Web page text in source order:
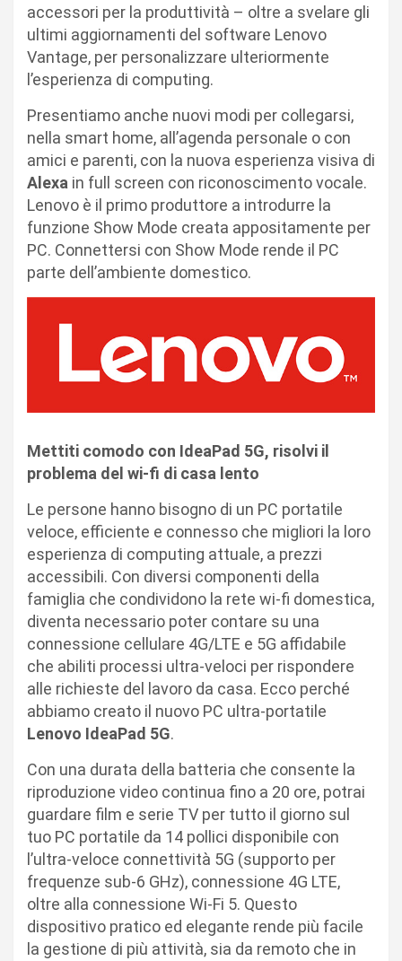
accessori per la produttività – oltre a svelare gli
ultimi aggiornamenti del software Lenovo
Vantage, per personalizzare ulteriormente
l’esperienza di computing.
Presentiamo anche nuovi modi per collegarsi,
nella smart home, all’agenda personale o con
amici e parenti, con la nuova esperienza visiva di
Alexa in full screen con riconoscimento vocale.
Lenovo è il primo produttore a introdurre la
funzione Show Mode creata appositamente per
PC. Connettersi con Show Mode rende il PC
parte dell’ambiente domestico.
Mettiti comodo con IdeaPad 5G, risolvi il
problema del wi-fi di casa lento
Le persone hanno bisogno di un PC portatile
veloce, efficiente e connesso che migliori la loro
esperienza di computing attuale, a prezzi
accessibili. Con diversi componenti della
famiglia che condividono la rete wi-fi domestica,
diventa necessario poter contare su una
connessione cellulare 4G/LTE e 5G affidabile
che abiliti processi ultra-veloci per rispondere
alle richieste del lavoro da casa. Ecco perché
abbiamo creato il nuovo PC ultra-portatile
Lenovo IdeaPad 5G.
Con una durata della batteria che consente la
riproduzione video continua fino a 20 ore, potrai
guardare film e serie TV per tutto il giorno sul
tuo PC portatile da 14 pollici disponibile con
l’ultra-veloce connettività 5G (supporto per
frequenze sub-6 GHz), connessione 4G LTE,
oltre alla connessione Wi-Fi 5. Questo
dispositivo pratico ed elegante rende più facile
la gestione di più attività, sia da remoto che in